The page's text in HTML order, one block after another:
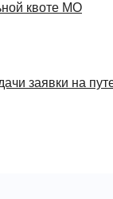
квоте МО
заявки на